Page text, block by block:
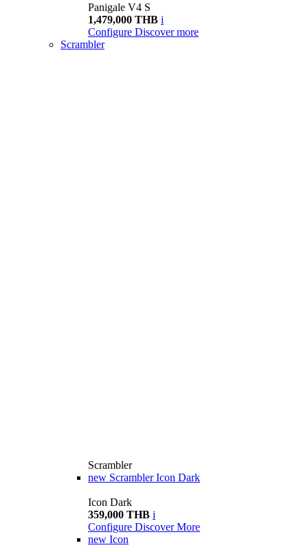
Panigale V4 S
1,479,000 THB i
Configure Discover more
Scrambler
Scrambler
new Scrambler Icon Dark
Icon Dark
359,000 THB i
Configure Discover More
new Icon